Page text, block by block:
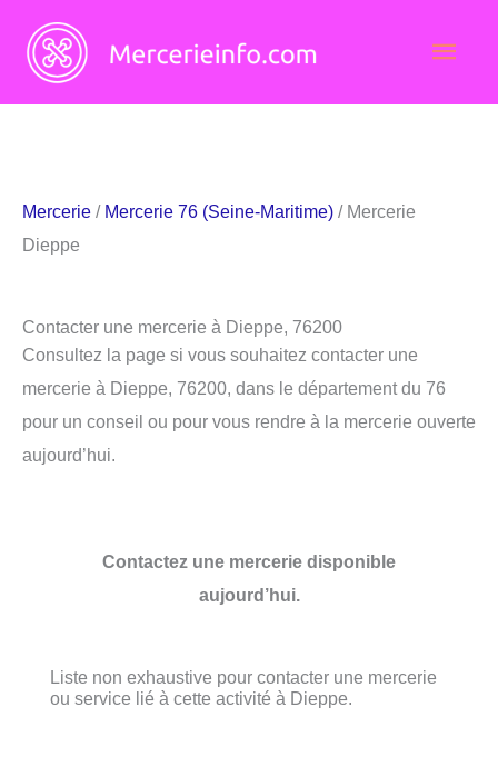
contenu
Mercerie / Mercerie 76 (Seine-Maritime) / Mercerie
Dieppe
Contacter une mercerie à Dieppe, 76200
Consultez la page si vous souhaitez contacter une
mercerie à Dieppe, 76200, dans le département du 76
pour un conseil ou pour vous rendre à la mercerie ouverte
aujourd’hui.
Contactez une mercerie disponible
aujourd’hui.
Liste non exhaustive pour contacter une mercerie
ou service lié à cette activité à Dieppe.